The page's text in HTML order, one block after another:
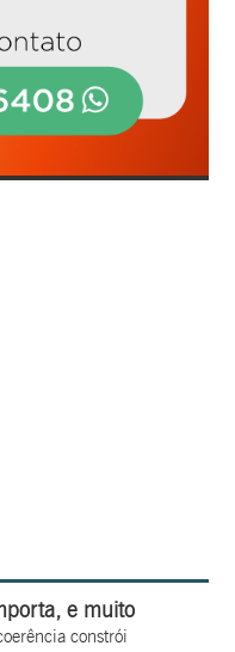
e muito
constrói